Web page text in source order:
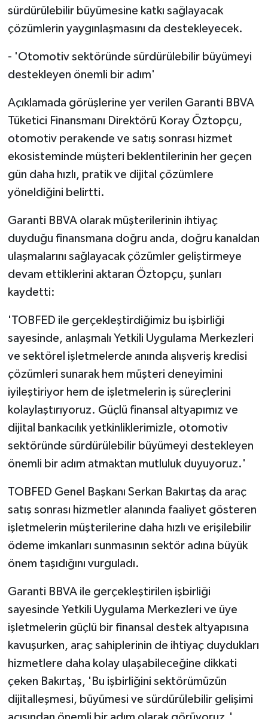
sürdürülebilir büyümesine katkı sağlayacak
çözümlerin yaygınlaşmasını da destekleyecek.
- 'Otomotiv sektöründe sürdürülebilir büyümeyi
destekleyen önemli bir adım'
Açıklamada görüşlerine yer verilen Garanti BBVA
Tüketici Finansmanı Direktörü Koray Öztopçu,
otomotiv perakende ve satış sonrası hizmet
ekosisteminde müşteri beklentilerinin her geçen
gün daha hızlı, pratik ve dijital çözümlere
yöneldiğini belirtti.
Garanti BBVA olarak müşterilerinin ihtiyaç
duyduğu finansmana doğru anda, doğru kanaldan
ulaşmalarını sağlayacak çözümler geliştirmeye
devam ettiklerini aktaran Öztopçu, şunları
kaydetti:
'TOBFED ile gerçekleştirdiğimiz bu işbirliği
sayesinde, anlaşmalı Yetkili Uygulama Merkezleri
ve sektörel işletmelerde anında alışveriş kredisi
çözümleri sunarak hem müşteri deneyimini
iyileştiriyor hem de işletmelerin iş süreçlerini
kolaylaştırıyoruz. Güçlü finansal altyapımız ve
dijital bankacılık yetkinliklerimizle, otomotiv
sektöründe sürdürülebilir büyümeyi destekleyen
önemli bir adım atmaktan mutluluk duyuyoruz.'
TOBFED Genel Başkanı Serkan Bakırtaş da araç
satış sonrası hizmetler alanında faaliyet gösteren
işletmelerin müşterilerine daha hızlı ve erişilebilir
ödeme imkanları sunmasının sektör adına büyük
önem taşıdığını vurguladı.
Garanti BBVA ile gerçekleştirilen işbirliği
sayesinde Yetkili Uygulama Merkezleri ve üye
işletmelerin güçlü bir finansal destek altyapısına
kavuşurken, araç sahiplerinin de ihtiyaç duydukları
hizmetlere daha kolay ulaşabileceğine dikkati
çeken Bakırtaş, 'Bu işbirliğini sektörümüzün
dijitalleşmesi, büyümesi ve sürdürülebilir gelişimi